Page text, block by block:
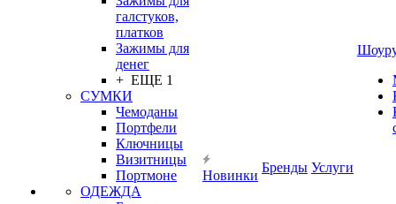
галстуков,
платков
Зажимы для
денег
+ ЕЩЕ 1
СУМКИ
Чемоданы
Портфели
Ключницы
Визитницы
Портмоне
ОДЕЖДА
Новинки
Бренды Услуги